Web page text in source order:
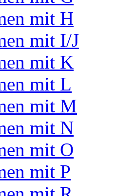
mit H
mit I/J
mit K
mit L
mit M
mit N
mit O
mit P